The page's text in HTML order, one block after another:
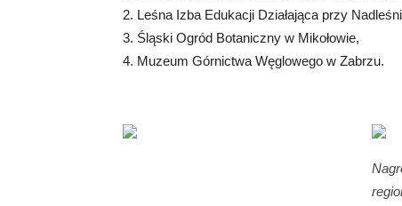
2. Leśna Izba Edukacji Działająca przy
3. Śląski Ogród Botaniczny w Mikołowie,
4. Muzeum Górnictwa Węglowego w Zabrzu.